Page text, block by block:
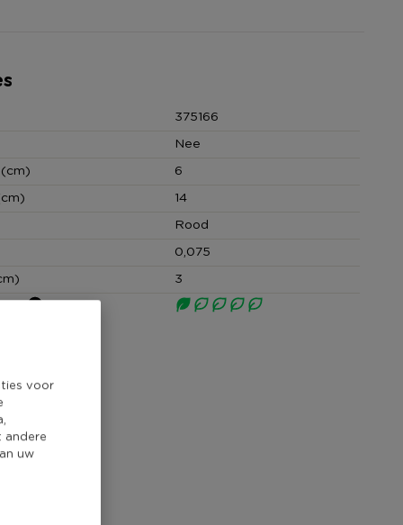
voor
andere
uw
375166
Nee
6
14
Rood
0,075
3